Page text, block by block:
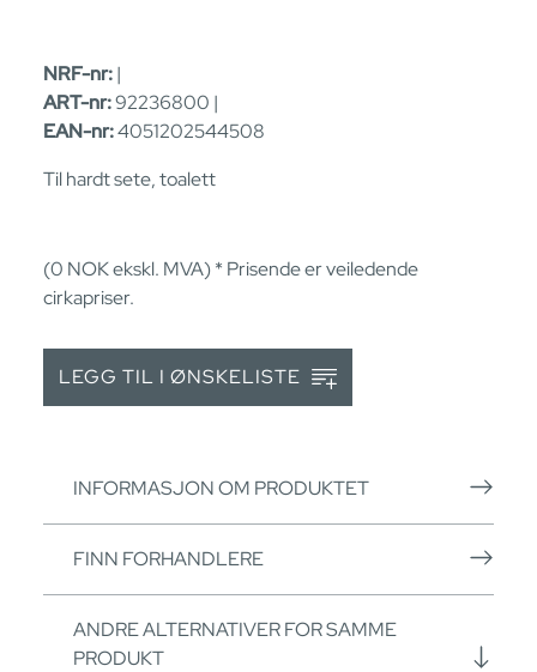
NRF-nr:|
ART-nr:92236800 |
EAN-nr:4051202544508
Til hardt sete, toalett
(0 NOKekskl. MVA) * Prisende er veiledende
cirkapriser.
LEGG TIL I ØNSKELISTE
INFORMASJON OM PRODUKTET
FINN FORHANDLERE
ANDRE ALTERNATIVER FOR SAMME
PRODUKT